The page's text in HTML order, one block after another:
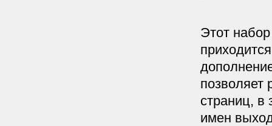
Этот
позволяет
страниц, в
имен